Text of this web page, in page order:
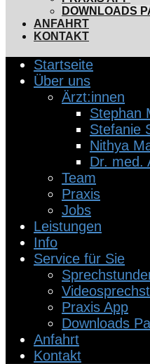
DOWNLOADS
ANFAHRT
KONTAKT
Startseite
Über uns
Ärzt:innen
Stephan
Stefanie
Nithya
Dr. med.
Team
Praxis
Jobs
Leistungen
Info
Service für Sie
Praxis App
Downloads
Anfahrt
Kontakt